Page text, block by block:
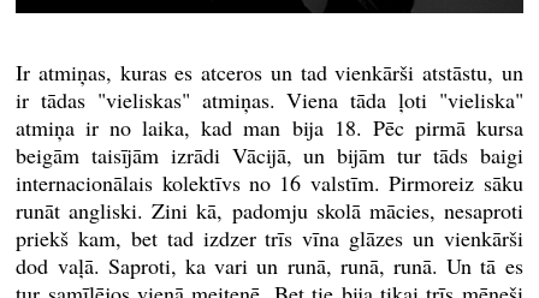
Ir atmiņas, kuras es atceros un tad vienkārši atstāstu, un
ir tādas "vieliskas" atmiņas. Viena tāda ļoti "vieliska"
atmiņa ir no laika, kad man bija 18. Pēc pirmā kursa
beigām taisījām izrādi Vācijā, un bijām tur tāds baigi
internacionālais kolektīvs no 16 valstīm. Pirmoreiz sāku
runāt angliski. Zini kā, padomju skolā mācies, nesaproti
priekš kam, bet tad izdzer trīs vīna glāzes un vienkārši
dod vaļā. Saproti, ka vari un runā, runā, runā. Un tā es